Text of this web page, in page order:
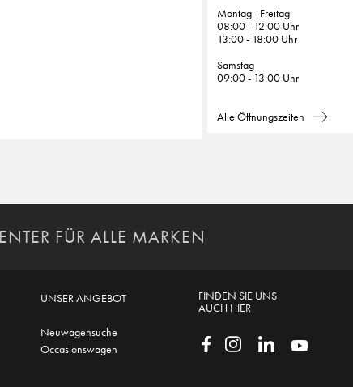
Montag - Freitag
08:00 - 12:00 Uhr
13:00 - 18:00 Uhr
Samstag
09:00 - 13:00 Uhr
Alle Öffnungszeiten
FÜR ALLE MARKEN
UNSER ANGEBOT
Neuwagensuche
Occasionswagen
FINDEN SIE UNS
AUCH HIER